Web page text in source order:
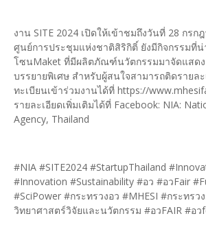
งาน SITE 2024 เปิดให้เข้าชมถึงวันที่ 28 กร
ศูนย์การประชุมแห่งชาติสิริกิติ์ ยังมีกิจกรรมที่
โซนMaket ที่มีผลิตภัณฑ์นวัตกรรมมาจัดแสดง
บรรยายพิเศษ สำหรับผู้สนใจสามารถติดรายละ
ทะเบียนเข้าร่วมงานได้ที่ https://
รายละเอียดเพิ่มเติมได้ที่ Facebook: NIA:
Agency, Thailand
#NIA #SITE2024 #StartupThailand
#Innovation #Sustainability #อว #อวFair
#SciPower #กระทรวงอว #MHESI #กระทรว
วิทยาศาสตร์วิจัยและนวัตกรรม #อวFAIR #อว